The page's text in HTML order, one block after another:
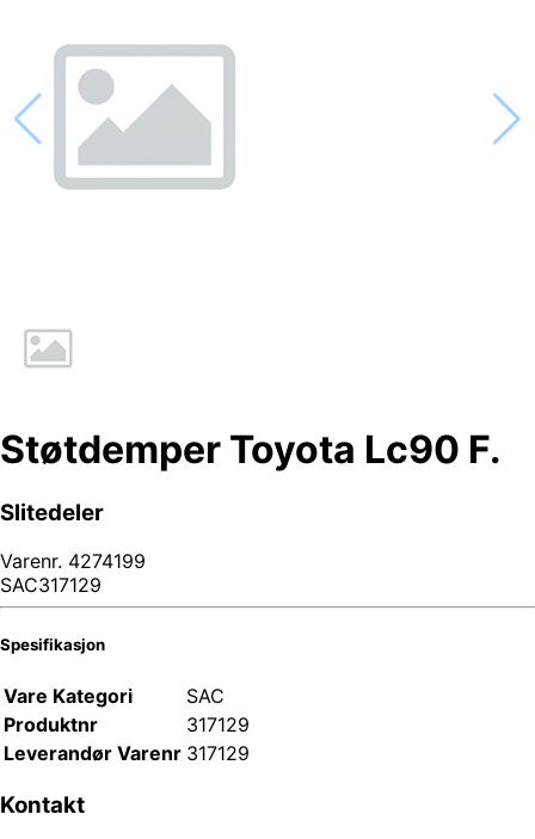
Støtdemper Toyota Lc90 F.
Slitedeler
Varenr. 4274199
SAC317129
Spesifikasjon
Vare Kategori
SAC
Produktnr
317129
Leverandør Varenr 317129
Kontakt